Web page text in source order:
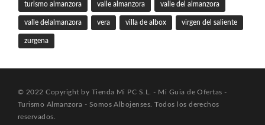
turismo almanzora valle almanzora valle del almanzora
valle delalmanzora vera villa de albox virgen del saliente
zurgena
© 2022 Copyright by Tienda Mi PC S.L. - Mi Guia de Ofertas -
Turismo Almanzora - Somos Albojenses. Todos los derechos
reservados.